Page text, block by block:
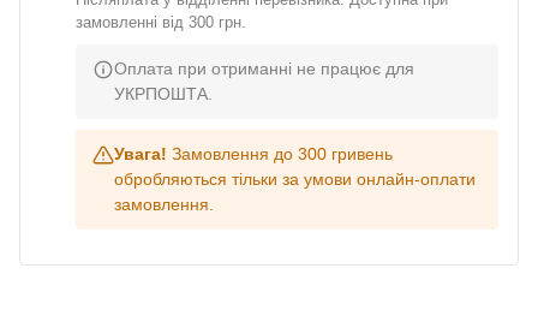
замовленні від 300 грн.
Оплата при отриманні не працює для
УКРПОШТА.
Увага! Замовлення до 300 гривень
обробляються тільки за умови онлайн-оплати
замовлення.